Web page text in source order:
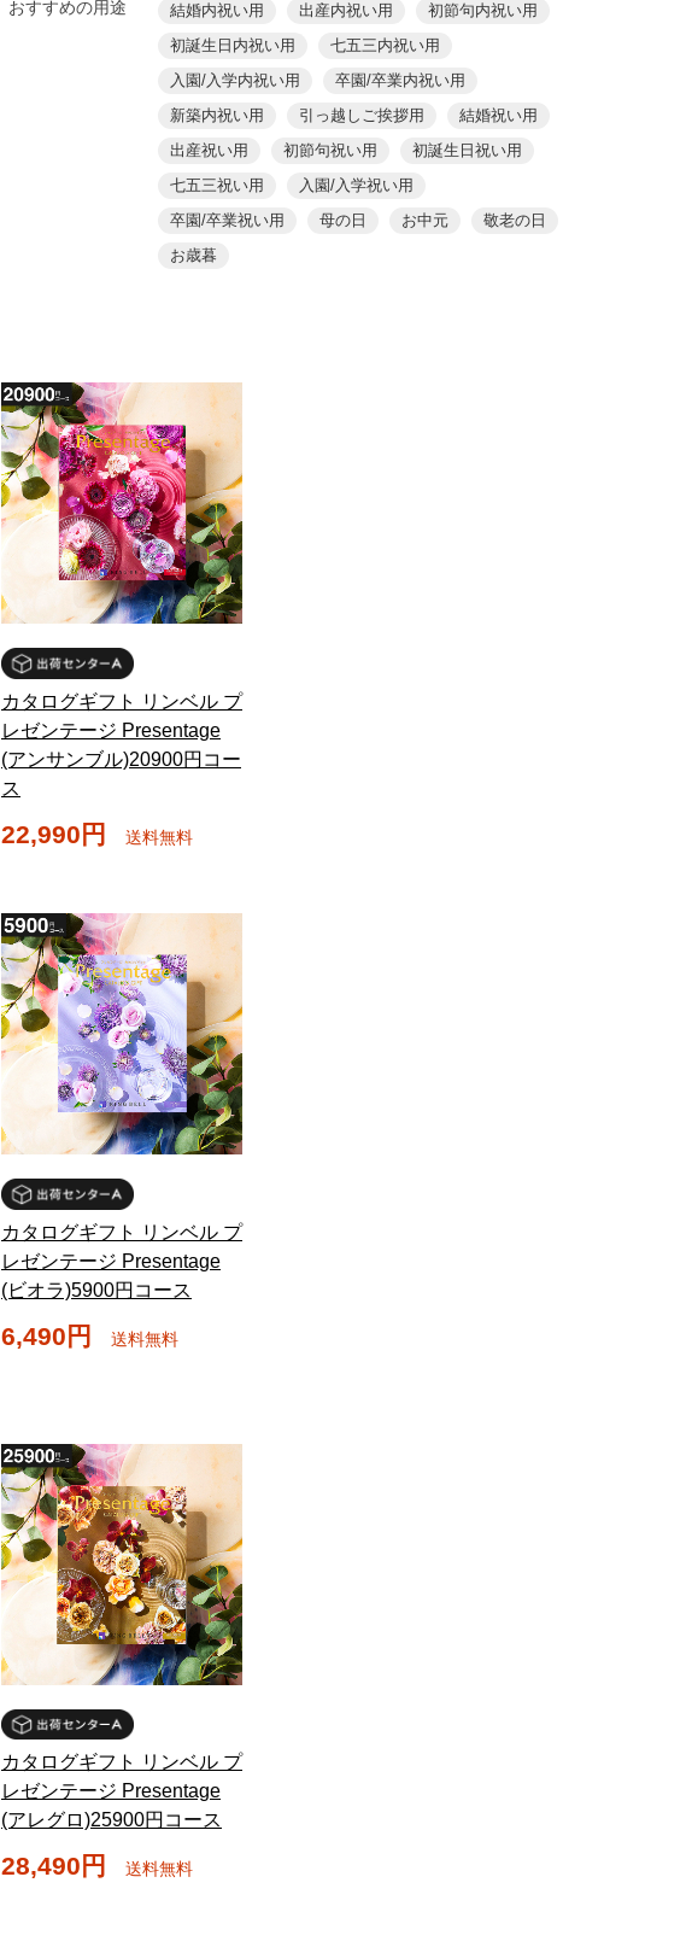
おすすめの用途 結婚内祝い用 出産内祝い用
初節句内祝い用
初誕生日内祝い用
七五三内祝い用
入園/入学内祝い用
卒園/卒業内祝い用
新築内祝い用
引っ越しご挨拶用
結婚祝い用
出産祝い用
初節句祝い用
初誕生日祝い用
七五三祝い用
入園/入学祝い用
卒園/卒業祝い用
母の日 お中元
敬老の日
お歳暮
カタログギフト リンベル プ
レゼンテージ Presentage
(アンサンブル)20900円コー
ス
22,990円 送料無料
カタログギフト リンベル プ
レゼンテージ Presentage
(ビオラ)5900円コース
6,490円 送料無料
カタログギフト リンベル プ
レゼンテージ Presentage
(アレグロ)25900円コース
28,490円 送料無料